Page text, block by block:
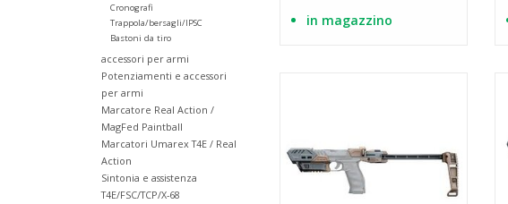
Cronografi
Trappola/bersagli/IPSC
Bastoni da tiro
accessori per armi
Potenziamenti e accessori
per armi
Marcatore Real Action /
MagFed Paintball
Marcatori Umarex T4E / Real
Action
Sintonia e assistenza
T4E/FSC/TCP/X-68
in magazzino
AGGIUNGI AL CARRELLO